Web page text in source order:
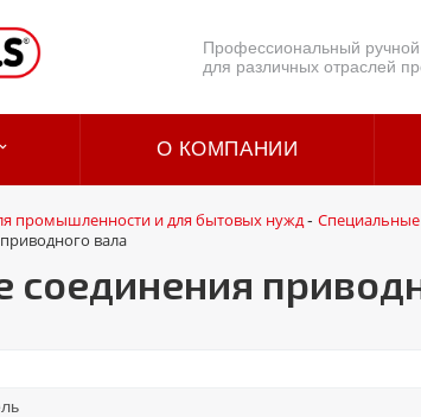
Профессиональный ручной
для различных отраслей
О КОМПАНИИ
промышленности и для бытовых нужд-
вала
соединения